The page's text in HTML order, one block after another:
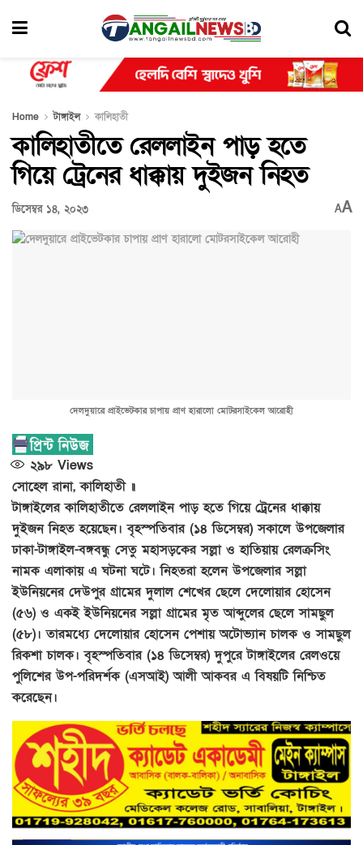
Home টাঙ্গাইল কালিহাতী
কালিহাতীতে রেললাইন পাড় হতে
গিয়ে ট্রেনের ধাক্কায় দুইজন নিহত
ডিসেম্বর ১৪, ২০২৩ AA
দেলদুয়ারে প্রাইভেটকার চাপায় প্রাণ হারালো মোটরসাইকেল আরোহী
২৯৮ Views
সোহেল রানা, কালিহাতী ॥
টাঙ্গাইলের কালিহাতীতে রেললাইন পাড় হতে গিয়ে ট্রেনের ধাক্কায়
দুইজন নিহত হয়েছেন। বৃহস্পতিবার (১৪ ডিসেম্বর) সকালে উপজেলার
ঢাকা-টাঙ্গাইল-বঙ্গবন্ধু সেতু মহাসড়কের সল্লা ও হাতিয়ায় রেলক্রসিং
নামক এলাকায় এ ঘটনা ঘটে। নিহতরা হলেন উপজেলার সল্লা
ইউনিয়নের দেউপুর গ্রামের দুলাল শেখের ছেলে দেলোয়ার হোসেন
(৫৬) ও একই ইউনিয়নের সল্লা গ্রামের মৃত আব্দুলের ছেলে সামছুল
(৫৮)। তারমধ্যে দেলোয়ার হোসেন পেশায় অটোভ্যান চালক ও সামছুল
রিকশা চালক। বৃহস্পতিবার (১৪ ডিসেম্বর) দুপুরে টাঙ্গাইলের রেলওয়ে
পুলিশের উপ-পরিদর্শক (এসআই) আলী আকবর এ বিষয়টি নিশ্চিত
করেছেন।